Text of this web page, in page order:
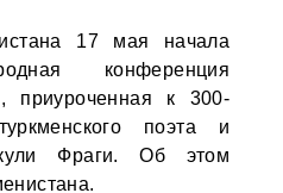
17 мая начала
конференция
приуроченная к 300-
поэта и
Фраги. Об этом